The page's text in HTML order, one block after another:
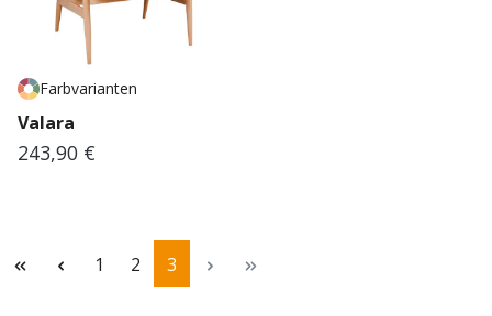
Farbvarianten
Valara
Regulärer Preis:
243,90 €
Seite
1 Seite
2 Seite
3